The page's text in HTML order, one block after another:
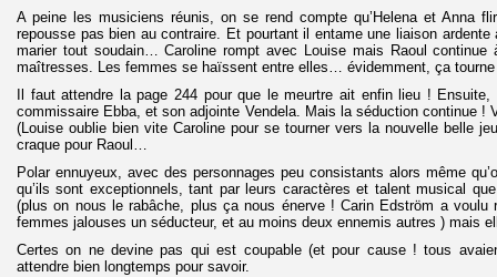
A peine les musiciens réunis, on se rend compte qu’Helena et Anna
repousse pas bien au contraire. Et pourtant il entame une liaison
marier tout soudain… Caroline rompt avec Louise mais Raoul continue
maîtresses. Les femmes se haïssent entre elles… évidemment, ça
Il faut attendre la page 244 pour que le meurtre ait enfin lieu ! Ensuite,
commissaire Ebba, et son adjointe Vendela. Mais la séduction continue !
(Louise oublie bien vite Caroline pour se tourner vers la nouvelle belle
craque pour Raoul…
Polar ennuyeux, avec des personnages peu consistants alors même
qu’ils sont exceptionnels, tant par leurs caractères et talent musical
(plus on nous le rabâche, plus ça nous énerve ! Carin Edström a voulu
femmes jalouses un séducteur, et au moins deux ennemis autres ) mais
Certes on ne devine pas qui est coupable (et pour cause ! tous
attendre bien longtemps pour savoir.